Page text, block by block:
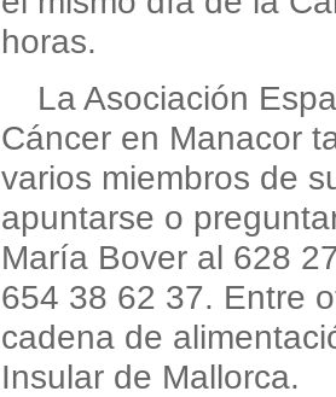
horas.
La Asociación
Cáncer en Manacor
varios miembros de
apuntarse o
María Bover al 628
654 38 62 37. Entre
cadena de
Insular de Mallorca.